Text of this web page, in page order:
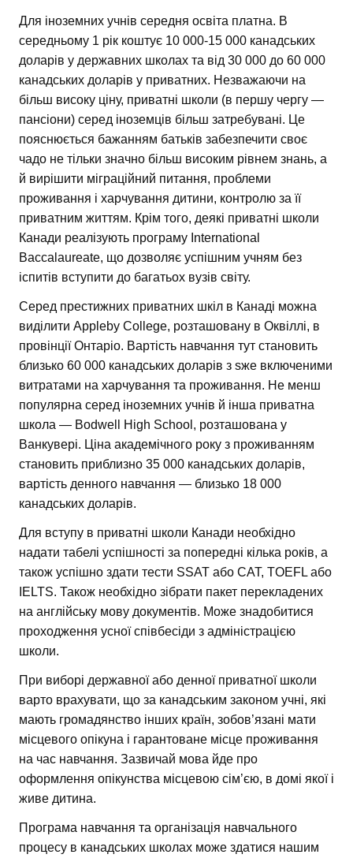
Для іноземних учнів середня освіта платна. В
середньому 1 рік коштує 10 000-15 000 канадських
доларів у державних школах та від 30 000 до 60 000
канадських доларів у приватних. Незважаючи на
більш високу ціну, приватні школи (в першу чергу —
пансіони) серед іноземців більш затребувані. Це
пояснюється бажанням батьків забезпечити своє
чадо не тільки значно більш високим рівнем знань, а
й вирішити міграційний питання, проблеми
проживання і харчування дитини, контролю за її
приватним життям. Крім того, деякі приватні школи
Канади реалізують програму International
Baccalaureate, що дозволяє успішним учням без
іспитів вступити до багатьох вузів світу.
Серед престижних приватних шкіл в Канаді можна
виділити Appleby College, розташовану в Оквіллі, в
провінції Онтаріо. Вартість навчання тут становить
близько 60 000 канадських доларів з sже включеними
витратами на харчування та проживання. Не менш
популярна серед іноземних учнів й інша приватна
школа — Bodwell High School, розташована у
Ванкувері. Ціна академічного року з проживанням
становить приблизно 35 000 канадських доларів,
вартість денного навчання — близько 18 000
канадських доларів.
Для вступу в приватні школи Канади необхідно
надати табелі успішності за попередні кілька років, а
також успішно здати тести SSAT або CAT, TOEFL або
IELTS. Також необхідно зібрати пакет перекладених
на англійську мову документів. Може знадобитися
проходження усної співбесіди з адміністрацією
школи.
При виборі державної або денної приватної школи
варто врахувати, що за канадським законом учні, які
мають громадянство інших країн, зобов’язані мати
місцевого опікуна і гарантоване місце проживання
на час навчання. Зазвичай мова йде про
оформлення опікунства місцевою сім’єю, в домі якої і
живе дитина.
Програма навчання та організація навчального
процесу в канадських школах може здатися нашим